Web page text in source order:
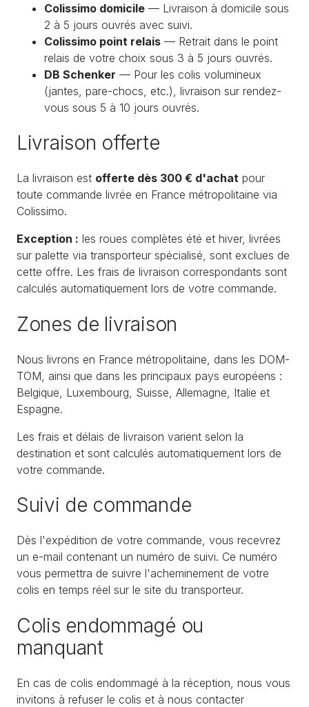
Colissimo domicile — Livraison à domicile sous
2 à 5 jours ouvrés avec suivi.
Colissimo point relais — Retrait dans le point
relais de votre choix sous 3 à 5 jours ouvrés.
DB Schenker — Pour les colis volumineux
(jantes, pare-chocs, etc.), livraison sur rendez-
vous sous 5 à 10 jours ouvrés.
Livraison offerte
La livraison est offerte dès 300 € d'achat pour
toute commande livrée en France métropolitaine via
Colissimo.
Exception : les roues complètes été et hiver, livrées
sur palette via transporteur spécialisé, sont exclues de
cette offre. Les frais de livraison correspondants sont
calculés automatiquement lors de votre commande.
Zones de livraison
Nous livrons en France métropolitaine, dans les DOM-
TOM, ainsi que dans les principaux pays européens :
Belgique, Luxembourg, Suisse, Allemagne, Italie et
Espagne.
Les frais et délais de livraison varient selon la
destination et sont calculés automatiquement lors de
votre commande.
Suivi de commande
Dès l'expédition de votre commande, vous recevrez
un e-mail contenant un numéro de suivi. Ce numéro
vous permettra de suivre l'acheminement de votre
colis en temps réel sur le site du transporteur.
Colis endommagé ou
manquant
En cas de colis endommagé à la réception, nous vous
invitons à refuser le colis et à nous contacter